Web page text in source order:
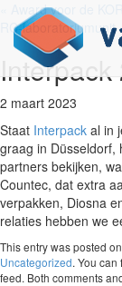
« Award voor de
RC-laboratoriumunit
Interpack
2 maart 2023
Staat Interpack al in
graag in Düsseldorf,
partners bekijken,
Countec, dat extra
verpakken, Diosna
relaties hebben we
This entry was posted
Uncategorized. You
feed. Both comments